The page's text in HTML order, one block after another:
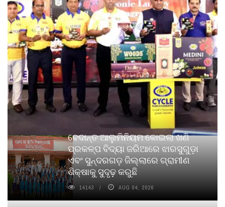
ବେଦାନ୍ତ ଆଲୁମିନିୟମ କୋଇଲା ଖଣି
ପ୍ରକଳ୍ପ ବିଦ୍ୟା ଜରିଆରେ ଝାରସୁଗୁଡ଼ା
ଏବଂ ସୁନ୍ଦରଗଡ଼ ଜିଲ୍ଲାରେ ଗ୍ରାମୀଣ
ଶିକ୍ଷାକୁ ସୁଦୃଢ଼ କରୁଛି
14143 AUG 04, 2026